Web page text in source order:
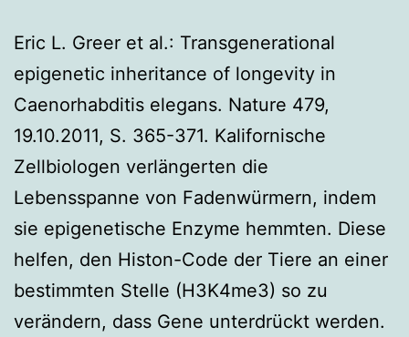
Eric L. Greer et al.: Transgenerational
epigenetic inheritance of longevity in
Caenorhabditis elegans. Nature 479,
19.10.2011, S. 365-371. Kalifornische
Zellbiologen verlängerten die
Lebensspanne von Fadenwürmern, indem
sie epigenetische Enzyme hemmten. Diese
helfen, den Histon-Code der Tiere an einer
bestimmten Stelle (H3K4me3) so zu
verändern, dass Gene unterdrückt werden.